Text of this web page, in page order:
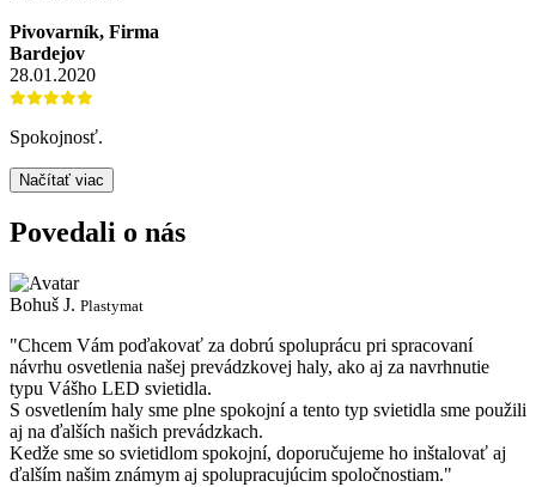
Pivovarník, Firma
Bardejov
28.01.2020
Spokojnosť.
Načítať viac
Povedali o nás
Bohuš J. Plastymat
"Chcem Vám poďakovať za dobrú spoluprácu pri spracovaní
návrhu osvetlenia našej prevádzkovej haly, ako aj za navrhnutie
typu Vášho LED svietidla.
S osvetlením haly sme plne spokojní a tento typ svietidla sme použili
aj na ďalších našich prevádzkach.
Kedže sme so svietidlom spokojní, doporučujeme ho inštalovať aj
ďalším našim známym aj spolupracujúcim spoločnostiam."